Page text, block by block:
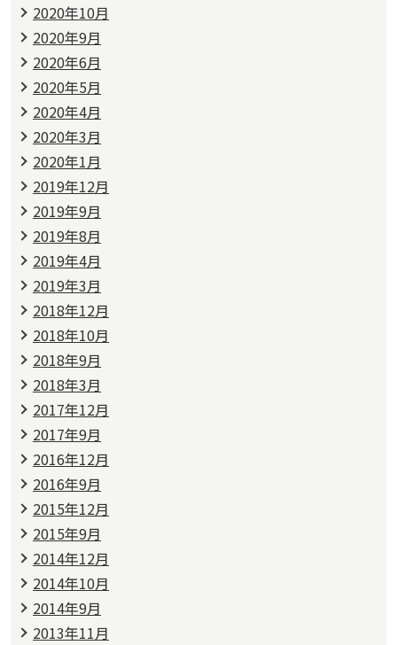
2020年10月
2020年9月
2020年6月
2020年5月
2020年4月
2020年3月
2020年1月
2019年12月
2019年9月
2019年8月
2019年4月
2019年3月
2018年12月
2018年10月
2018年9月
2018年3月
2017年12月
2017年9月
2016年12月
2016年9月
2015年12月
2015年9月
2014年12月
2014年10月
2014年9月
2013年11月